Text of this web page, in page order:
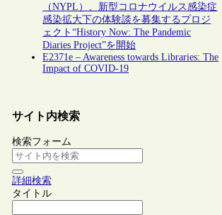
（NYPL）、新型コロナウイルス感染症
感染拡大下の体験談を募集するプロジ
ェクト“History Now: The Pandemic
Diaries Project”を開始
E2371e – Awareness towards Libraries: The
Impact of COVID-19
サイト内検索
検索フォーム
詳細検索
タイトル